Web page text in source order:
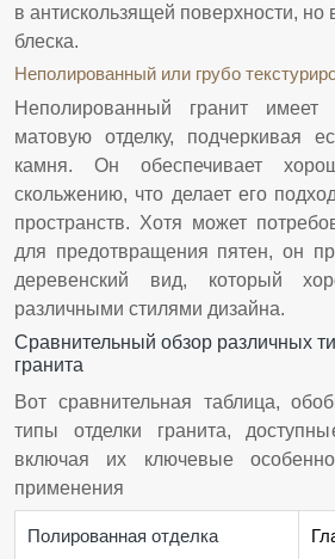
в антискользящей поверхности, но
блеска.
Неполированный или грубо
Неполированный гранит имеет
матовую отделку, подчеркивая
камня. Он обеспечивает
скольжению, что делает его
пространств. Хотя может
для предотвращения пятен, он
деревенский вид, который
различными стилями дизайна.
Сравнительный обзор различных
гранита
Вот сравнительная таблица,
типы отделки гранита,
включая их ключевые
применения
Полированная отделка